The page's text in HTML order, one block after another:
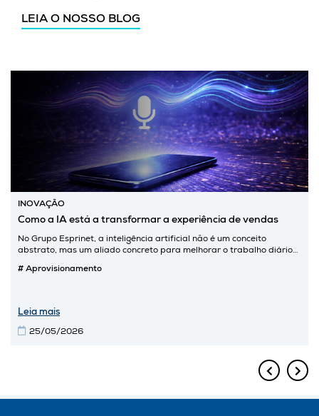
LEIA O NOSSO BLOG
INOVAÇÃO
Como a IA está a transformar a experiência de vendas
No Grupo Esprinet, a inteligência artificial não é um conceito
abstrato, mas um aliado concreto para melhorar o trabalho diário
desenvolvidos pelas equipas de Data Science e CRM, estamos a
estruturada, acessível e útil para o negócio.
# Aprovisionamento
Leia mais
25/05/2026